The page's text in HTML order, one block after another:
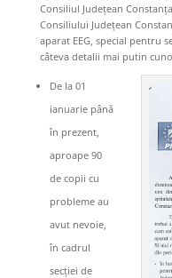
Consiliul Județean
Consiliului Județean
aparat EEG, special pentru
câteva detalii mai putin
De la 01
ianuarie până
în prezent,
aproape 90
de copii cu
probleme au
avut nevoie,
în cadrul
secției de